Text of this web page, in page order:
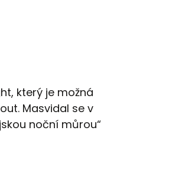
který je možná
Masvidal se v
noční můrou“